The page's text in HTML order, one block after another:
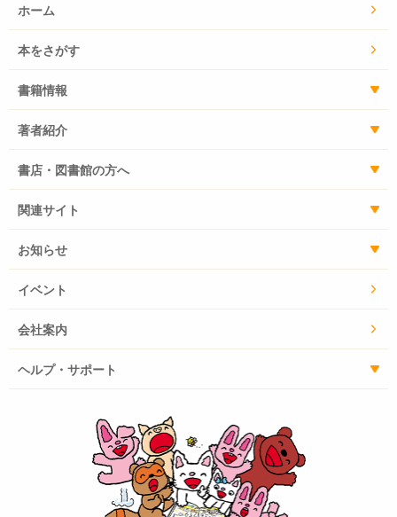
ホーム
本をさがす
書籍情報
著者紹介
書店・図書館の方へ
関連サイト
お知らせ
イベント
会社案内
ヘルプ・サポート